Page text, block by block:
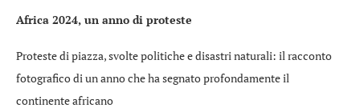
Africa 2024, un anno di proteste
Proteste di piazza, svolte politiche e disastri naturali: il racconto
fotografico di un anno che ha segnato profondamente il
continente africano